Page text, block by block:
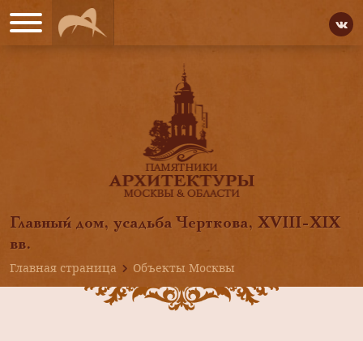
Главный дом, усадьба Черткова, XVIII-XIX
вв.
Главная страница
Объекты Москвы